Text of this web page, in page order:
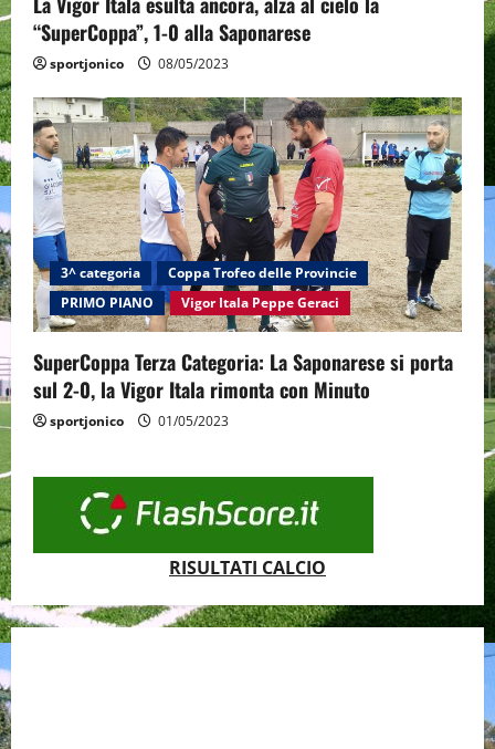
“SuperCoppa”, 1-0 alla Saponarese
sportjonico 08/05/2023
3^ categoria
Coppa Trofeo delle Provincie
PRIMO PIANO
Vigor Itala Peppe Geraci
SuperCoppa Terza Categoria: La Saponarese si porta
sul 2-0, la Vigor Itala rimonta con Minuto
sportjonico 01/05/2023
RISULTATI CALCIO